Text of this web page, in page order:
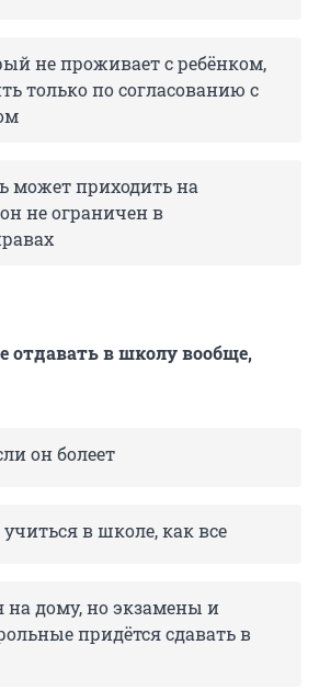
не проживает с ребёнком,
только по согласованию с
может приходить на
не ограничен в
отдавать в школу вообще,
он болеет
в школе, как все
дому, но экзамены и
придётся сдавать в